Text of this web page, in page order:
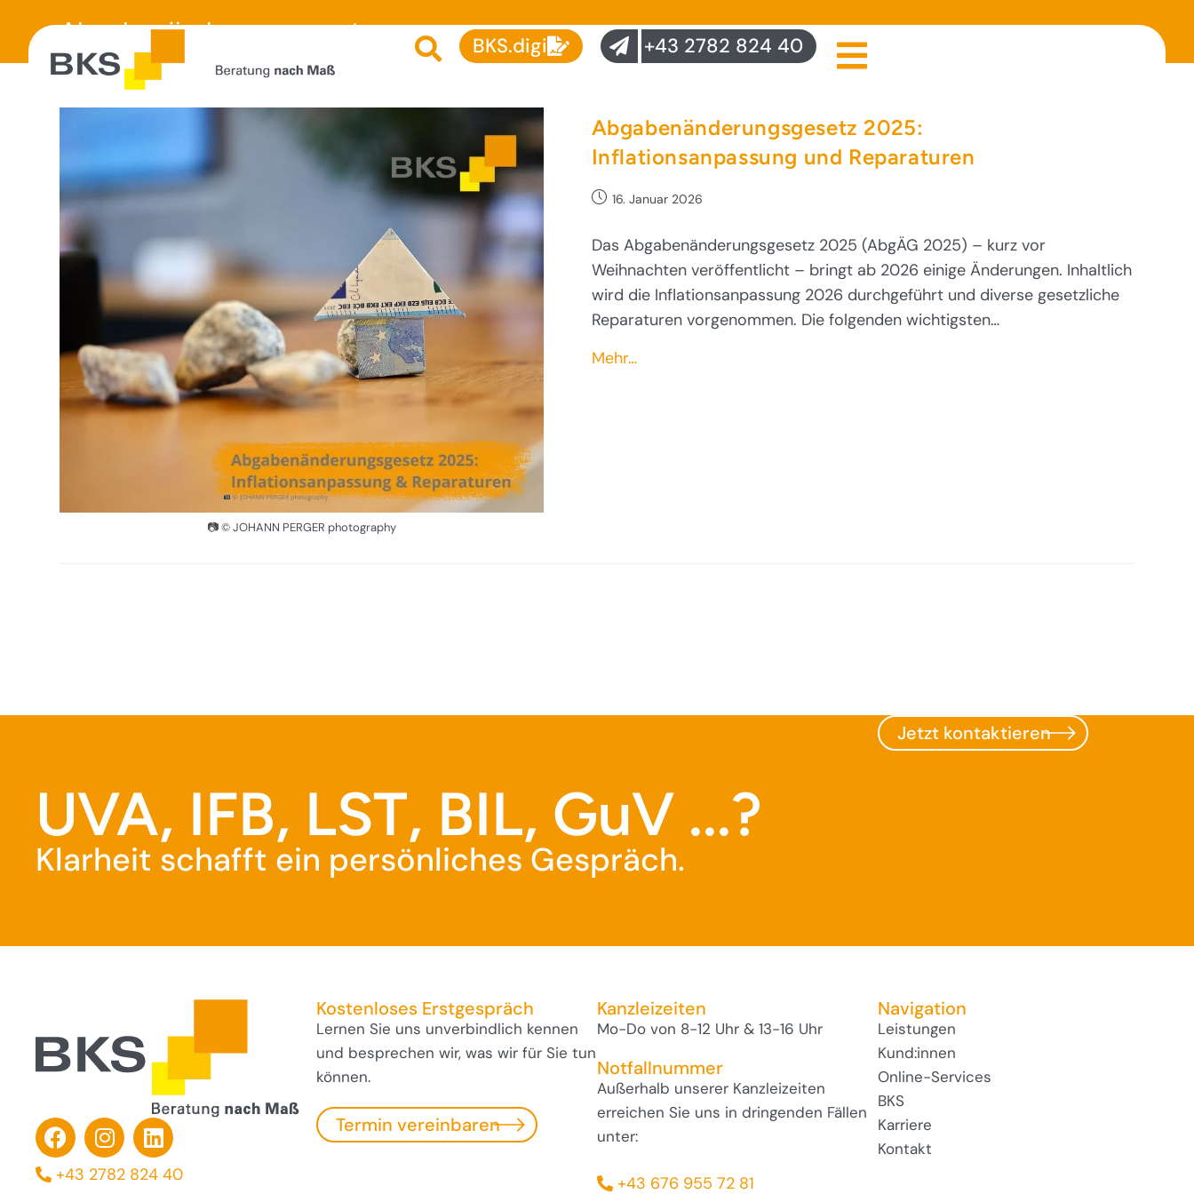
BKS.digi +43 2782 824 40
Abgabenänderungsgesetz
📷 © JOHANN PERGER photography
Abgabenänderungsgesetz 2025:
Inflationsanpassung und Reparaturen
16. Januar 2026
Das Abgabenänderungsgesetz 2025 (AbgÄG 2025) – kurz vor
Weihnachten veröffentlicht – bringt ab 2026 einige Änderungen. Inhaltlich
wird die Inflationsanpassung 2026 durchgeführt und diverse gesetzliche
Reparaturen vorgenommen. Die folgenden wichtigsten…
Mehr…
UVA, IFB, LST, BIL, GuV ...?
Klarheit schafft ein persönliches Gespräch.
Jetzt kontaktieren
+43 2782 824 40
Kostenloses Erstgespräch
Lernen Sie uns unverbindlich kennen
und besprechen wir, was wir für Sie tun
können.
Termin vereinbaren
Kanzleizeiten
Mo-Do von 8-12 Uhr & 13-16 Uhr
Notfallnummer
Außerhalb unserer Kanzleizeiten
erreichen Sie uns in dringenden Fällen
unter:
+43 676 955 72 81
Navigation
Leistungen
Kund:innen
Online-Services
BKS
Karriere
Kontakt